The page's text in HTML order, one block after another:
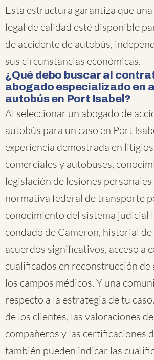
Esta estructura garantiza que
legal de calidad esté disponible
de accidente de autobús,
sus circunstancias económicas.
¿Qué debo buscar al
abogado especializado en
autobús en Port Isabel?
Al seleccionar un abogado de
autobús para un caso en Port
experiencia demostrada en
comerciales y autobuses,
legislación de lesiones personales
normativa federal de transporte
conocimiento del sistema judicial
condado de Cameron, historial
acuerdos significativos, acceso a
cualificados en reconstrucción de
los campos médicos. Y una
respecto a la estrategia de tu
de los clientes, las valoraciones
compañeros y las certificaciones
también pueden indicar las